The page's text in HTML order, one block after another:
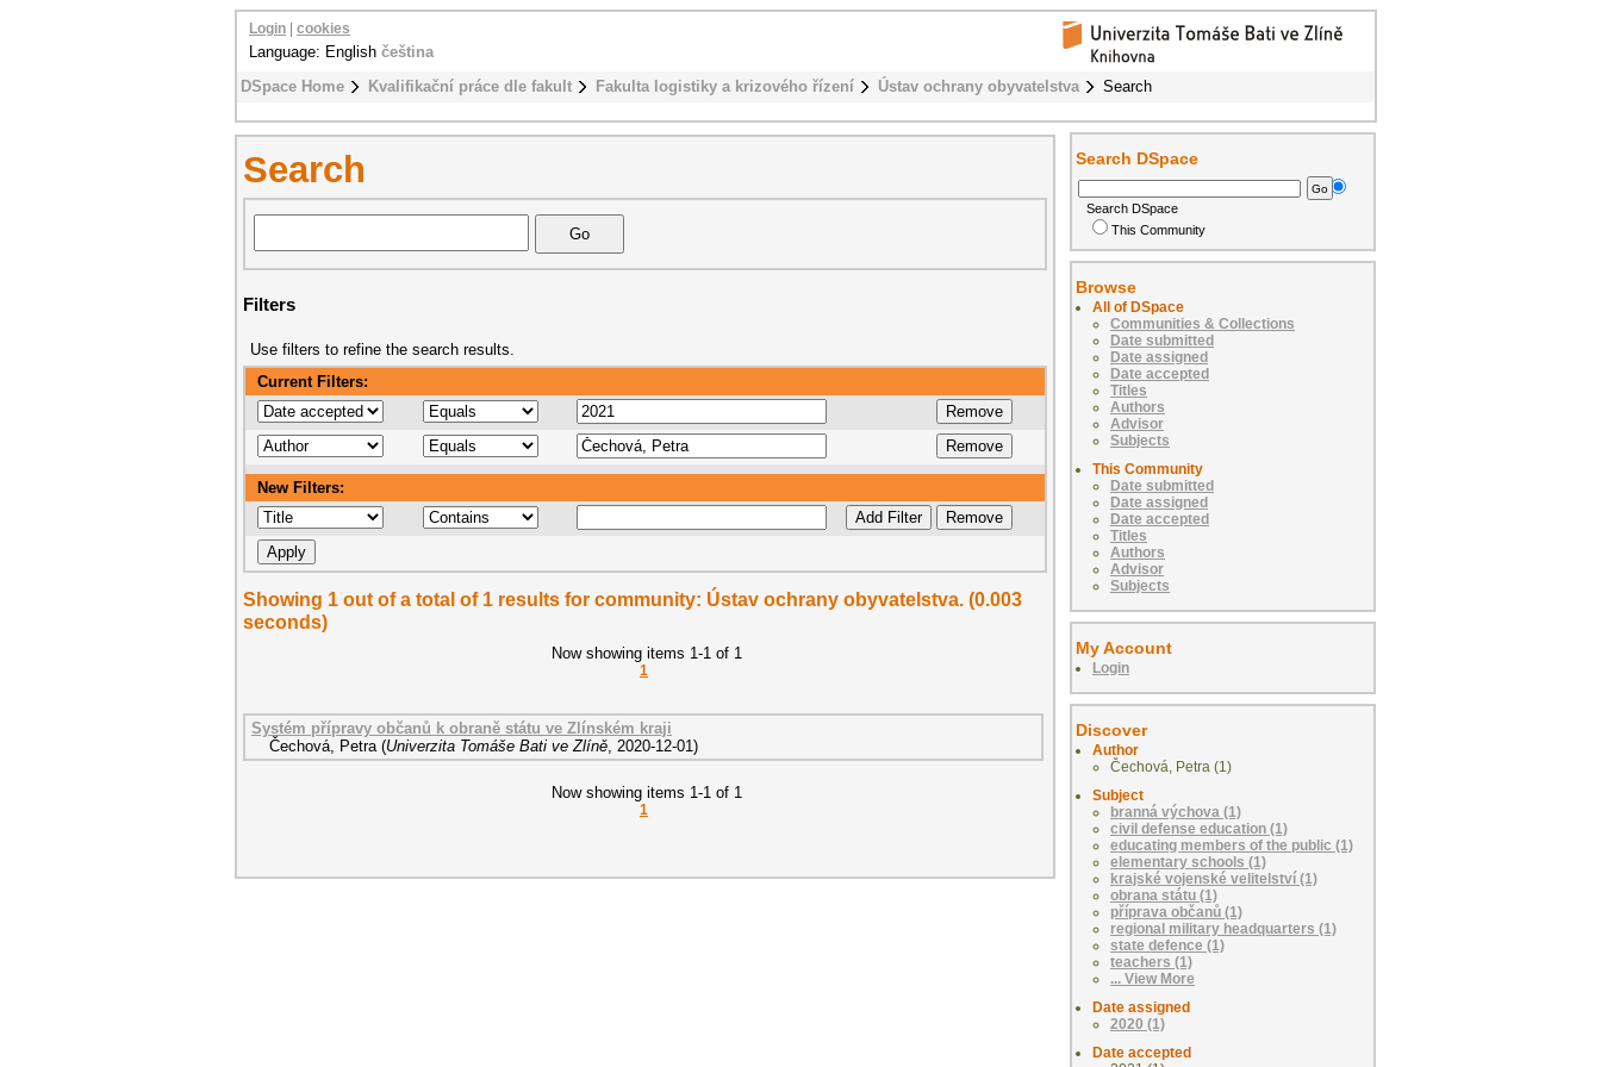
DSpace Home Kvalifikační práce dle fakult Fakulta logistiky a krizového řízení Ústav ochrany obyvatelstva Search
Login cookies
Language: English čeština
Search
Filters
Use filters to refine the search results.
Current Filters:
New Filters:
Showing 1 out of a total of 1 results for community: Ústav ochrany obyvatelstva. (0.003
seconds)
Now showing items 1-1 of 1
1
Systém přípravy občanů k obraně státu ve Zlínském kraji
Čechová, Petra (Univerzita Tomáše Bati ve Zlíně, 2020-12-01)
Now showing items 1-1 of 1
1
Search DSpace
Search DSpace
This Community
Browse
All of DSpace
Communities & Collections
Date submitted
Date assigned
Date accepted
Titles
Authors
Advisor
Subjects
This Community
Date submitted
Date assigned
Date accepted
Titles
Authors
Advisor
Subjects
My Account
Login
Discover
Author
Čechová, Petra (1)
Subject
branná výchova (1)
civil defense education (1)
educating members of the public (1)
elementary schools (1)
krajské vojenské velitelství (1)
obrana státu (1)
příprava občanů (1)
regional military headquarters (1)
state defence (1)
teachers (1)
... View More
Date assigned
2020 (1)
Date accepted